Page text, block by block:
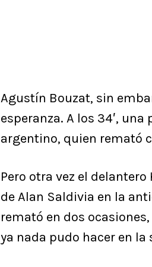
Agustín Bouzat, sin
esperanza. A los 34′,
argentino, quien remató
Pero otra vez el
de Alan Saldivia en la
remató en dos
ya nada pudo hacer en la